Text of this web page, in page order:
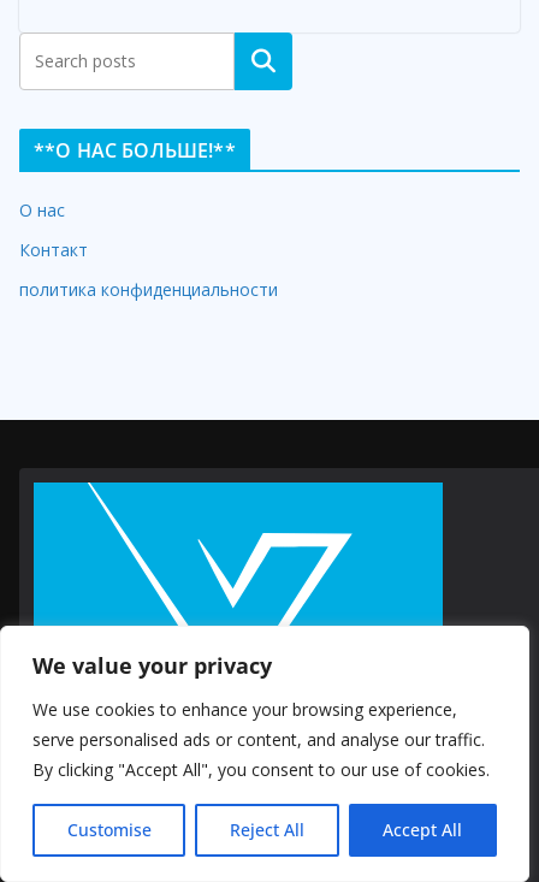
We value your privacy
We use cookies to enhance your browsing experience,
serve personalised ads or content, and analyse our traffic.
By clicking "Accept All", you consent to our use of cookies.
Customise Reject All Accept All
Search
**О НАС БОЛЬШЕ!**
О нас
Контакт
политика конфиденциальности